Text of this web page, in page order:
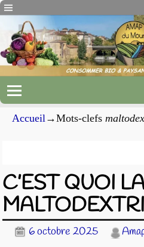
Accueil→Mots-clefs
C’EST QUOI
6 octobre 2025